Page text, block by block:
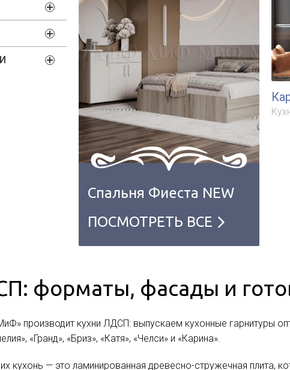
Спальня Фиеста NEW
ПОСМОТРЕТЬ ВСЕ
форматы, фасады и
производит кухни ЛДСП: выпускаем кухонные гарнитуры
«Гранд», «Бриз», «Катя», «Челси» и «Карина».
кухонь — это ламинированная древесно-стружечная плита,